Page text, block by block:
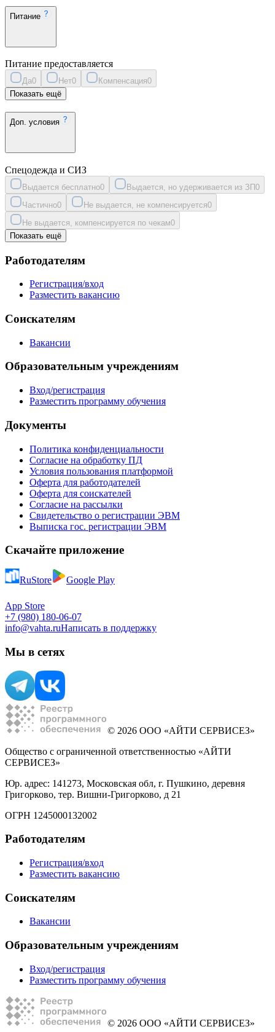
Питание
Питание предоставляется
Да0 Нет0 Компенсация0
Показать ещё
Доп. условия
Спецодежда и СИЗ
Выдается бесплатно0 Выдается, но удерживается из ЗП0
Частично0 Не выдается, не компенсируется0
Не выдается, компенсируется по чекам0
Показать ещё
Работодателям
Регистрация/вход
Разместить вакансию
Соискателям
Вакансии
Образовательным учреждениям
Вход/регистрация
Разместить программу обучения
Документы
Политика конфиденциальности
Согласие на обработку ПД
Условия пользования платформой
Оферта для работодателей
Оферта для соискателей
Согласие на рассылки
Свидетельство о регистрации ЭВМ
Выписка гос. регистрации ЭВМ
Скачайте приложение
RuStore Google Play
App Store
+7 (980) 180-06-07
info@vahta.ruНаписать в поддержку
Мы в сетях
© 2026 ООО «АЙТИ СЕРВИСЕЗ»
Общество с ограниченной ответственностью «АЙТИ
СЕРВИСЕЗ»
Юр. адрес: 141273, Московская обл, г. Пушкино, деревня
Григорково, тер. Вишни-Григорково, д 21
ОГРН 1245000132002
Работодателям
Регистрация/вход
Разместить вакансию
Соискателям
Вакансии
Образовательным учреждениям
Вход/регистрация
Разместить программу обучения
© 2026 ООО «АЙТИ СЕРВИСЕЗ»